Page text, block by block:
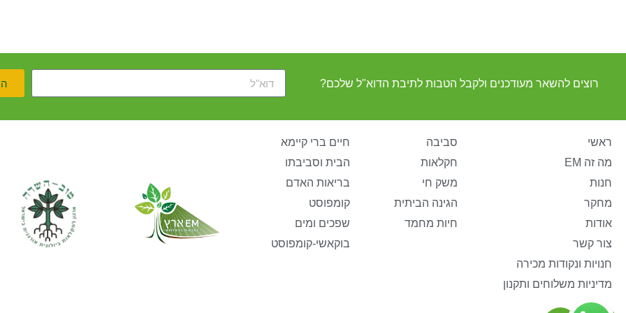
רוצים להשאר מעודכנים ולקבל הטבות לתיבת הדוא"ל שלכם?
ראשי
מה זה EM
חנות
מחקר
אודות
צור קשר
חנויות ונקודות מכירה
מדיניות משלוחים ותקנון
סביבה
חקלאות
משק חי
הגינה הביתית
חיות מחמד
חיים ברי קיימא
הבית וסביבתו
בריאות האדם
קומפוסט
שפכים ומים
בוקאשי-קומפוסט